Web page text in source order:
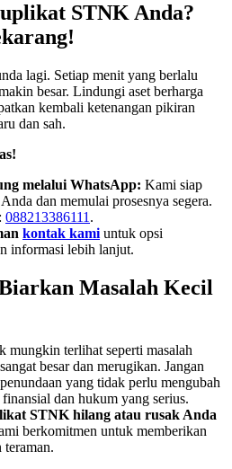
STNK Anda?
lagi. Setiap menit yang berlalu
besar. Lindungi aset berharga
kembali ketenangan pikiran
dan sah.
melalui WhatsApp: Kami siap
dan memulai prosesnya segera.
088213386111 .
kontak kami untuk opsi
informasi lebih lanjut.
Masalah Kecil
mungkin terlihat seperti masalah
besar dan merugikan. Jangan
yang tidak perlu mengubah
dan hukum yang serius.
STNK hilang atau rusak Anda
berkomitmen untuk memberikan
teraman.